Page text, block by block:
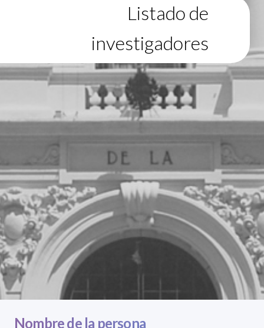
Listado de
investigadores
Nombre de la persona